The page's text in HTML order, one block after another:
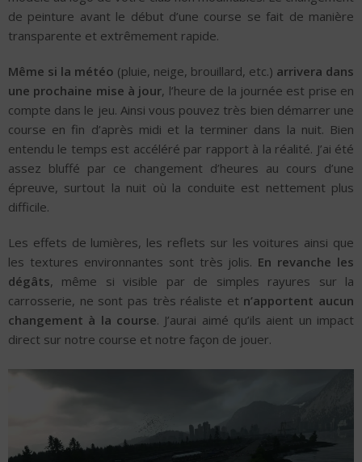
de peinture avant le début d’une course se fait de manière
transparente et extrêmement rapide.
Même si la météo (pluie, neige, brouillard, etc.) arrivera dans
une prochaine mise à jour, l’heure de la journée est prise en
compte dans le jeu. Ainsi vous pouvez très bien démarrer une
course en fin d’après midi et la terminer dans la nuit. Bien
entendu le temps est accéléré par rapport à la réalité. J’ai été
assez bluffé par ce changement d’heures au cours d’une
épreuve, surtout la nuit où la conduite est nettement plus
difficile.
Les effets de lumières, les reflets sur les voitures ainsi que
les textures environnantes sont très jolis. En revanche les
dégâts, même si visible par de simples rayures sur la
carrosserie, ne sont pas très réaliste et n’apportent aucun
changement à la course. J’aurai aimé qu’ils aient un impact
direct sur notre course et notre façon de jouer.